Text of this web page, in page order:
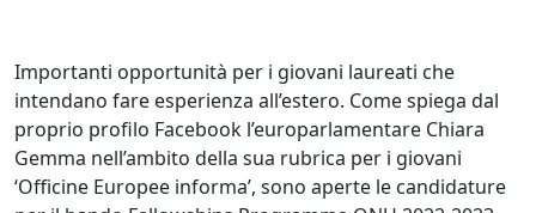
Importanti opportunità per i giovani laureati che
intendano fare esperienza all’estero. Come spiega dal
proprio profilo Facebook l’europarlamentare Chiara
Gemma nell’ambito della sua rubrica per i giovani
‘Officine Europee informa’, sono aperte le candidature